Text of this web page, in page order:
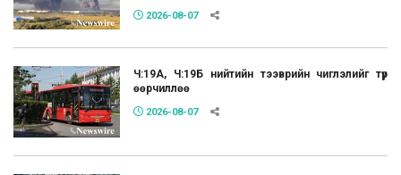
2026-08-07
Ч:19А, Ч:19Б нийтийн тээврийн чиглэлийг түр
өөрчиллөө
2026-08-07